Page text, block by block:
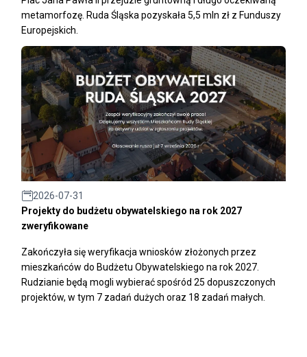
metamorfozę. Ruda Śląska pozyskała 5,5 mln zł z Funduszy
Europejskich.
2026-07-31
Projekty do budżetu obywatelskiego na rok 2027
zweryfikowane
Zakończyła się weryfikacja wniosków złożonych przez
mieszkańców do Budżetu Obywatelskiego na rok 2027.
Rudzianie będą mogli wybierać spośród 25 dopuszczonych
projektów, w tym 7 zadań dużych oraz 18 zadań małych.